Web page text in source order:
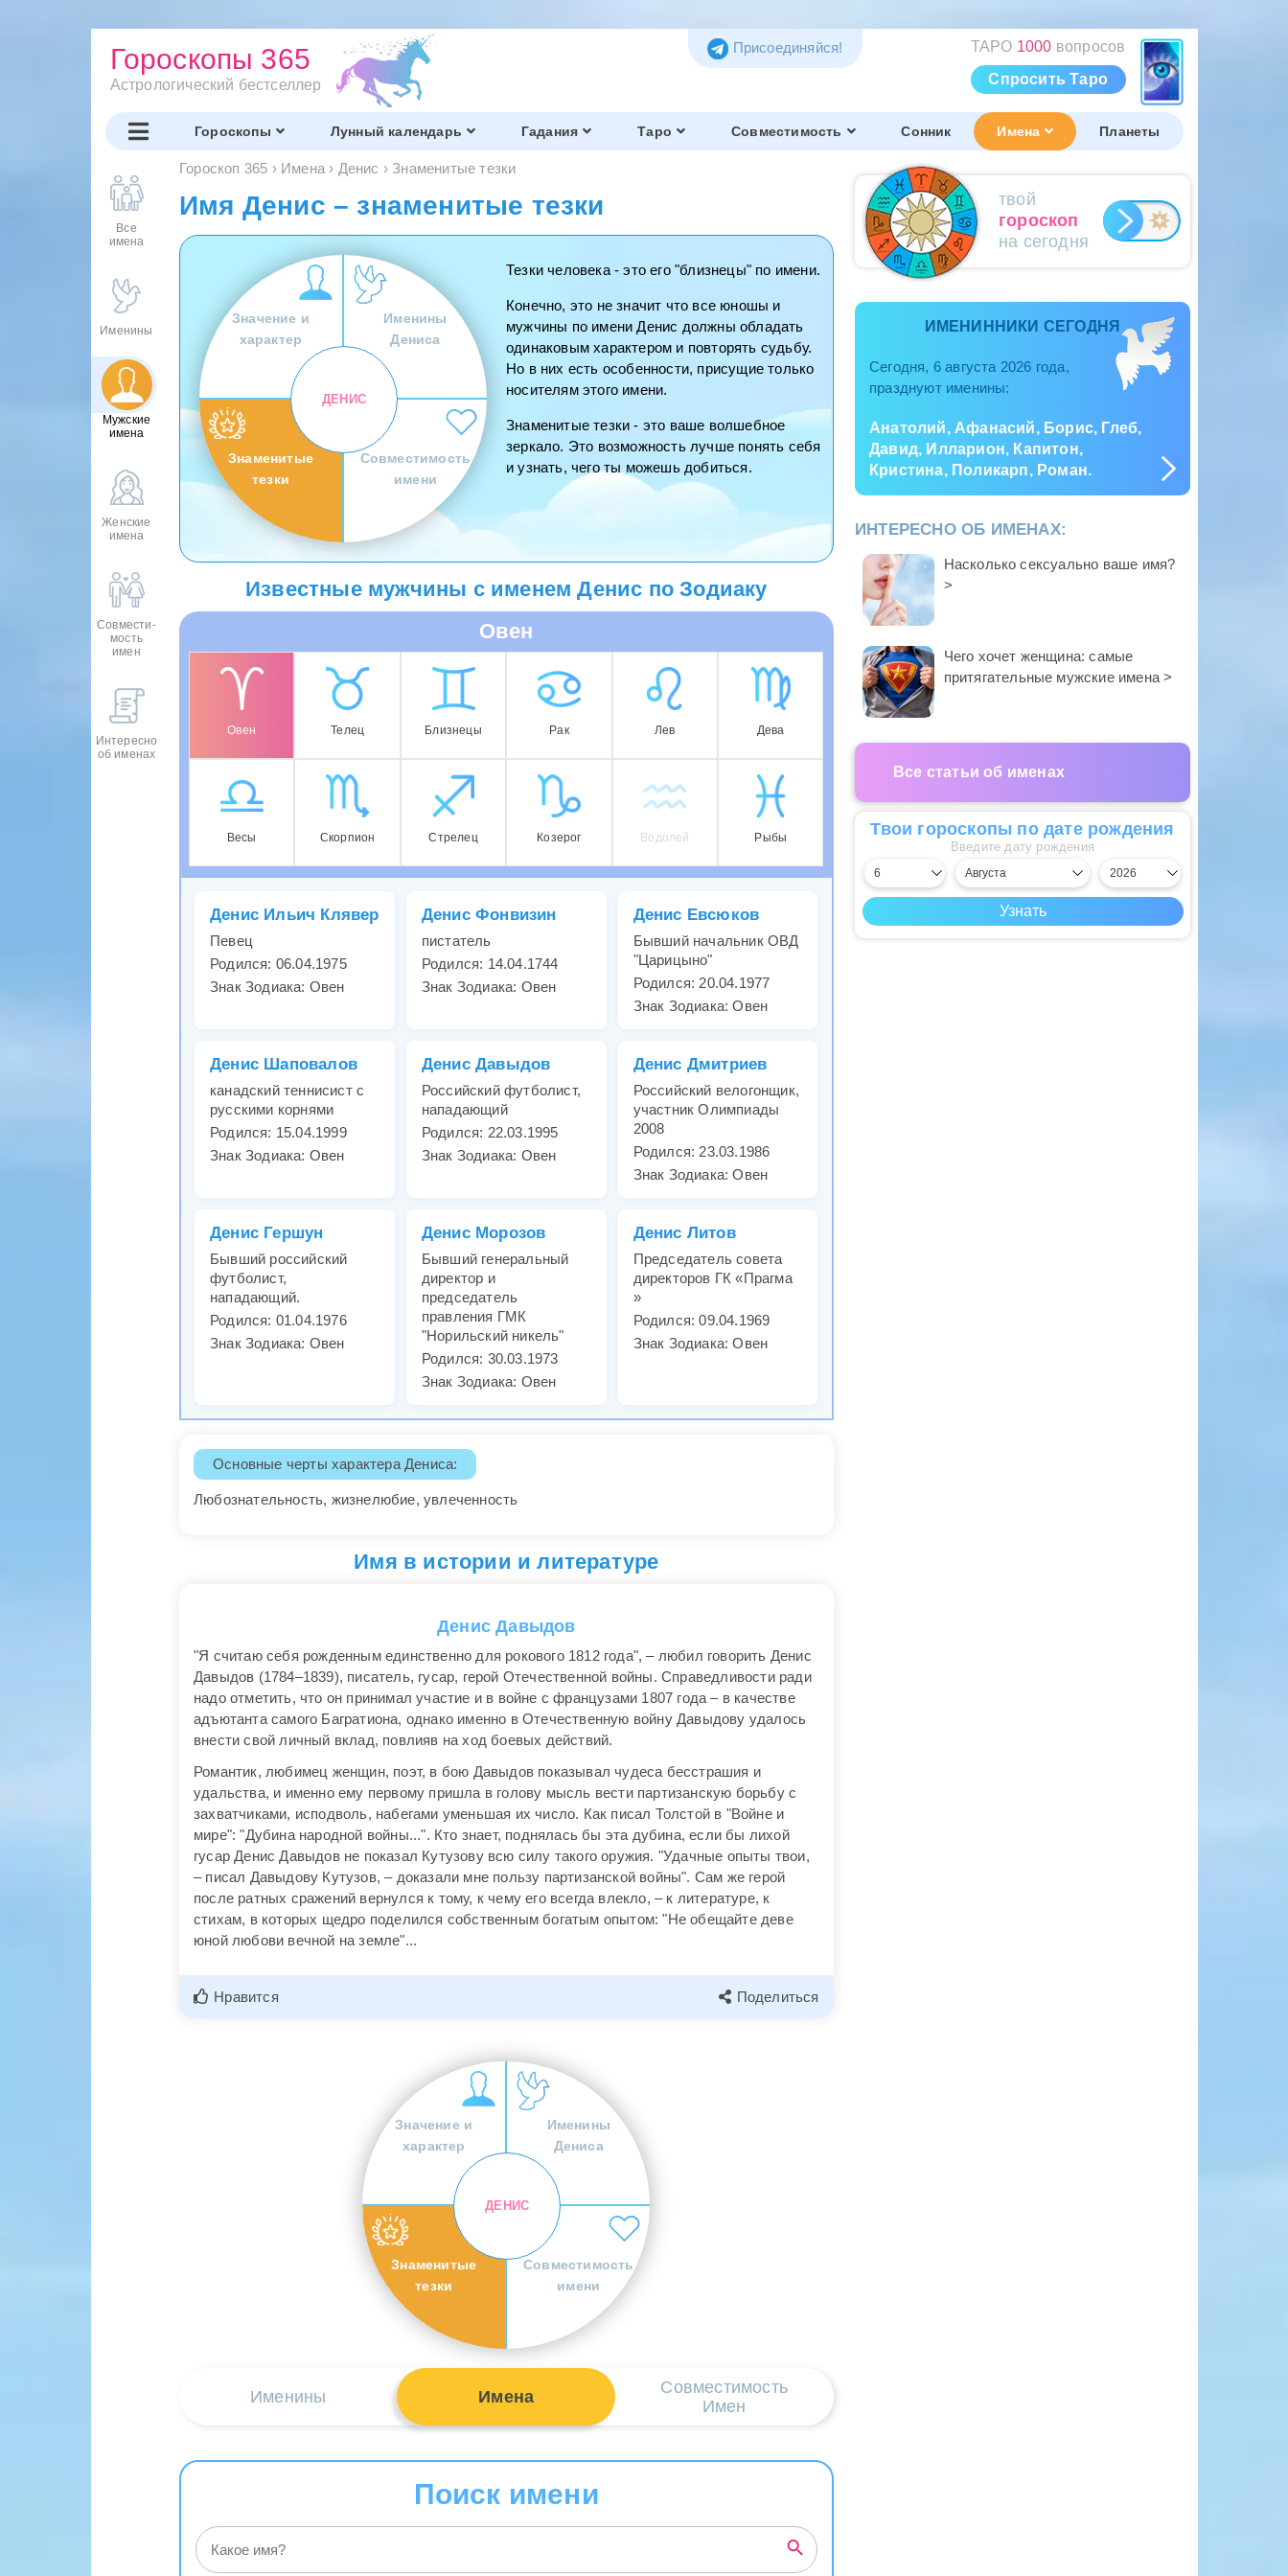
Гороскопы 365
Астрологический бестселлер
ТАРО 1000 вопросов
Спросить Таро
Присоединяйся!
Гороскопы Лунный календарь Гадания Таро Совместимость Сонник Имена Планеты
Все
имена
Именины
Мужские
имена
Женские
имена
Совмести-
мость
имен
Интересно
об именах
Гороскоп 365 › Имена › Денис › Знаменитые тезки
Имя Денис – знаменитые тезки
Значение и
характер
Именины
Дениса
Знаменитые
тезки
Совместимость
имени
ДЕНИС
Тезки человека - это его "близнецы" по имени.
Конечно, это не значит что все юношы и
мужчины по имени Денис должны обладать
одинаковым характером и повторять судьбу.
Но в них есть особенности, присущие только
носителям этого имени.
Знаменитые тезки - это ваше волшебное
зеркало. Это возможность лучше понять себя
и узнать, чего ты можешь добиться.
Известные мужчины с именем Денис по Зодиаку
Овен
Овен Телец Близнецы Рак Лев Дева
Весы Скорпион Стрелец Козерог Водолей Рыбы
Денис Ильич Клявер
Певец
Родился: 06.04.1975
Знак Зодиака: Овен
Денис Фонвизин
пистатель
Родился: 14.04.1744
Знак Зодиака: Овен
Денис Евсюков
Бывший начальник ОВД
"Царицыно"
Родился: 20.04.1977
Знак Зодиака: Овен
Денис Шаповалов
канадский теннисист с
русскими корнями
Родился: 15.04.1999
Знак Зодиака: Овен
Денис Давыдов
Российский футболист,
нападающий
Родился: 22.03.1995
Знак Зодиака: Овен
Денис Дмитриев
Российский велогонщик,
участник Олимпиады
2008
Родился: 23.03.1986
Знак Зодиака: Овен
Денис Гершун
Бывший российский
футболист,
нападающий.
Родился: 01.04.1976
Знак Зодиака: Овен
Денис Морозов
Бывший генеральный
директор и
председатель
правления ГМК
"Норильский никель"
Родился: 30.03.1973
Знак Зодиака: Овен
Денис Литов
Председатель совета
директоров ГК «Прагма
»
Родился: 09.04.1969
Знак Зодиака: Овен
Основные черты характера Дениса:
Любознательность, жизнелюбие, увлеченность
Имя в истории и литературе
Денис Давыдов
"Я считаю себя рожденным единственно для рокового 1812 года", – любил говорить Денис
Давыдов (1784–1839), писатель, гусар, герой Отечественной войны. Справедливости ради
надо отметить, что он принимал участие и в войне с французами 1807 года – в качестве
адъютанта самого Багратиона, однако именно в Отечественную войну Давыдову удалось
внести свой личный вклад, повлияв на ход боевых действий.
Романтик, любимец женщин, поэт, в бою Давыдов показывал чудеса бесстрашия и
удальства, и именно ему первому пришла в голову мысль вести партизанскую борьбу с
захватчиками, исподволь, набегами уменьшая их число. Как писал Толстой в "Войне и
мире": "Дубина народной войны...". Кто знает, поднялась бы эта дубина, если бы лихой
гусар Денис Давыдов не показал Кутузову всю силу такого оружия. "Удачные опыты твои,
– писал Давыдову Кутузов, – доказали мне пользу партизанской войны". Сам же герой
после ратных сражений вернулся к тому, к чему его всегда влекло, – к литературе, к
стихам, в которых щедро поделился собственным богатым опытом: "Не обещайте деве
юной любови вечной на земле"...
Нравится Поделиться
Значение и
характер
Именины
Дениса
Знаменитые
тезки
Совместимость
имени
ДЕНИС
Именины Имена
Совместимость
Имен
Поиск имени
твой
гороскоп
на сегодня
ИМЕНИННИКИ СЕГОДНЯ
Сегодня, 6 августа 2026 года,
празднуют именины:
Анатолий, Афанасий, Борис, Глеб,
Давид, Илларион, Капитон,
Кристина, Поликарп, Роман.
ИНТЕРЕСНО ОБ ИМЕНАХ:
Насколько сексуально ваше имя?
>
Чего хочет женщина: самые
притягательные мужские имена >
Все статьи об именах
Твои гороскопы по дате рождения
Введите дату рождения